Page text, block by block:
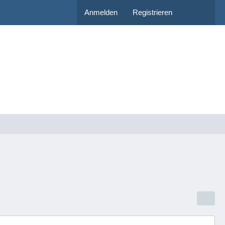
Anmelden Registrieren